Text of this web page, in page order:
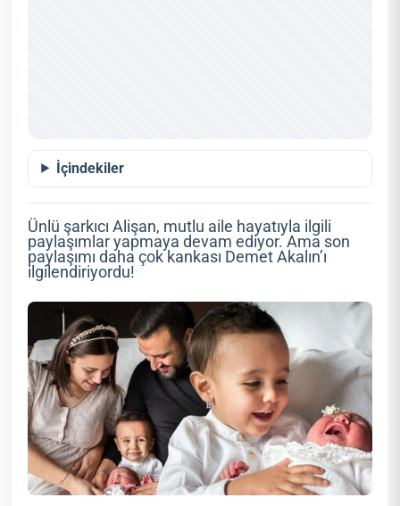
İçindekiler
Ünlü şarkıcı Alişan, mutlu aile hayatıyla ilgili
paylaşımlar yapmaya devam ediyor. Ama son
paylaşımı daha çok kankası Demet Akalın’ı
ilgilendiriyordu!